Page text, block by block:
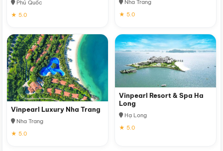
Phú Quốc
★ 5.0
Nha Trang
★ 5.0
Vinpearl Luxury Nha Trang
Nha Trang
★ 5.0
Vinpearl Resort & Spa Ha
Long
Hạ Long
★ 5.0